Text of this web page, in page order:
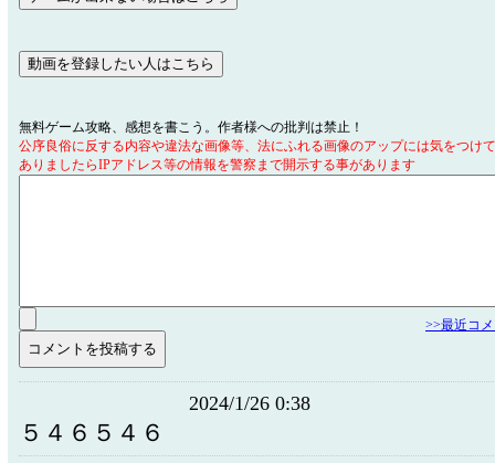
無料ゲーム攻略、感想を書こう。作者様への批判は禁止！
公序良俗に反する内容や違法な画像等、法にふれる画像のアップには気をつけ
ありましたらIPアドレス等の情報を警察まで開示する事があります
>>最近コ
2024/1/26 0:38
５４６５４６